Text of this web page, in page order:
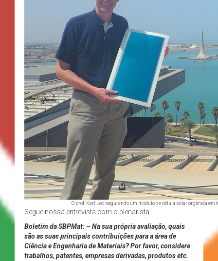
O prof. Karl Leo segurando um módulo de célula solar orgânica em
Segue nossa entrevista com o plenarista.
Boletim da SBPMat: – Na sua própria avaliação, quais
são as suas principais contribuições para a área de
Ciência e Engenharia de Materiais? Por favor, considere
trabalhos, patentes, empresas derivadas, produtos etc.